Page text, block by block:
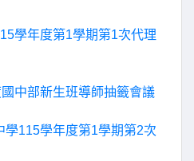
學年度第1學期第1次代理
中部新生班導師抽籤會議
學115學年度第1學期第2次